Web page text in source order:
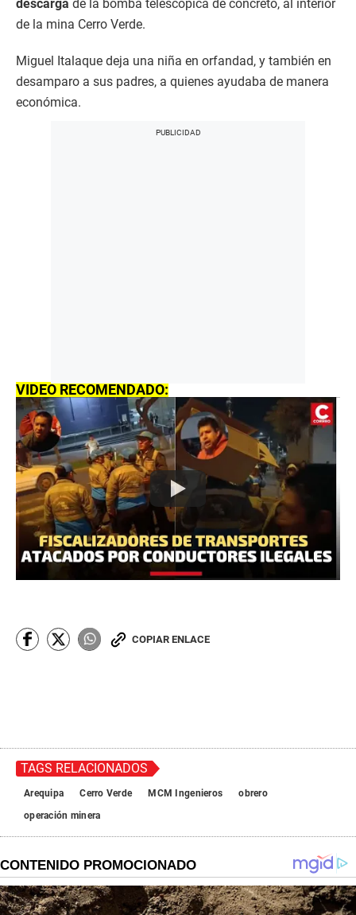
descarga de la bomba telescópica de concreto, al interior
de la mina Cerro Verde.
Miguel Italaque deja una niña en orfandad, y también en
desamparo a sus padres, a quienes ayudaba de manera
económica.
VIDEO RECOMENDADO:
COPIAR ENLACE
TAGS RELACIONADOS
Arequipa Cerro Verde MCM Ingenieros
obrero
operación minera